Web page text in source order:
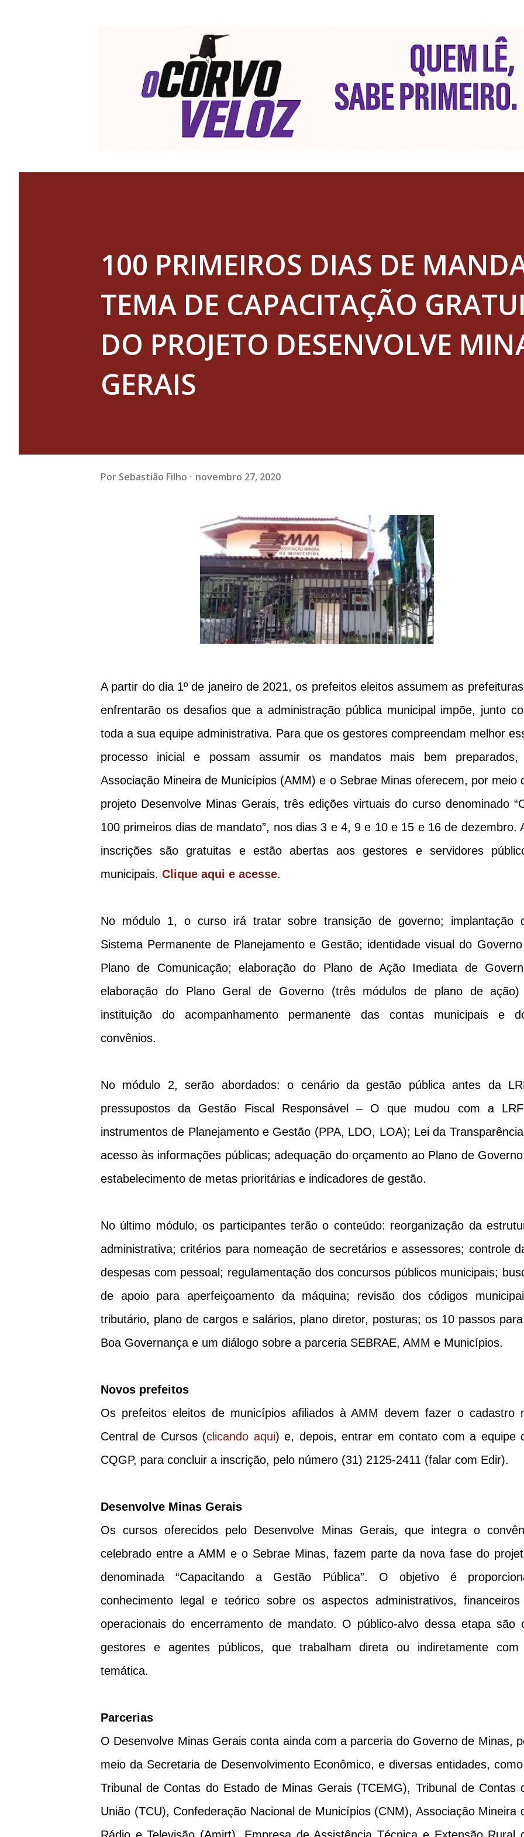
100 PRIMEIROS DIAS DE
TEMA DE CAPACITAÇÃO
DO PROJETO DESENVOLVE
GERAIS
Por Sebastião Filho novembro 27, 2020
A partir do dia 1º de janeiro de 2021, os prefeitos eleitos assumem as
enfrentarão os desafios que a administração pública municipal impõe, junto
toda a sua equipe administrativa. Para que os gestores compreendam melhor
processo inicial e possam assumir os mandatos mais bem
Associação Mineira de Municípios (AMM) e o Sebrae Minas oferecem, por meio
projeto Desenvolve Minas Gerais, três edições virtuais do curso denominado
100 primeiros dias de mandato”, nos dias 3 e 4, 9 e 10 e 15 e 16 de dezembro.
inscrições são gratuitas e estão abertas aos gestores e servidores
municipais. Clique aqui e acesse.
No módulo 1, o curso irá tratar sobre transição de governo; implantação
Sistema Permanente de Planejamento e Gestão; identidade visual do
Plano de Comunicação; elaboração do Plano de Ação Imediata de
elaboração do Plano Geral de Governo (três módulos de plano de
instituição do acompanhamento permanente das contas municipais e
convênios.
No módulo 2, serão abordados: o cenário da gestão pública antes da
pressupostos da Gestão Fiscal Responsável – O que mudou com a
instrumentos de Planejamento e Gestão (PPA, LDO, LOA); Lei da
acesso às informações públicas; adequação do orçamento ao Plano de
estabelecimento de metas prioritárias e indicadores de gestão.
No último módulo, os participantes terão o conteúdo: reorganização da
administrativa; critérios para nomeação de secretários e assessores; controle
despesas com pessoal; regulamentação dos concursos públicos municipais;
de apoio para aperfeiçoamento da máquina; revisão dos códigos
tributário, plano de cargos e salários, plano diretor, posturas; os 10 passos
Boa Governança e um diálogo sobre a parceria SEBRAE, AMM e Municípios.
Novos prefeitos
Os prefeitos eleitos de municípios afiliados à AMM devem fazer o cadastro
Central de Cursos (clicando aqui) e, depois, entrar em contato com a equipe
CQGP, para concluir a inscrição, pelo número (31) 2125-2411 (falar com Edir).
Desenvolve Minas Gerais
Os cursos oferecidos pelo Desenvolve Minas Gerais, que integra o
celebrado entre a AMM e o Sebrae Minas, fazem parte da nova fase do
denominada “Capacitando a Gestão Pública”. O objetivo é
conhecimento legal e teórico sobre os aspectos administrativos,
operacionais do encerramento de mandato. O público-alvo dessa etapa são
gestores e agentes públicos, que trabalham direta ou indiretamente
temática.
Parcerias
O Desenvolve Minas Gerais conta ainda com a parceria do Governo de Minas,
meio da Secretaria de Desenvolvimento Econômico, e diversas entidades,
Tribunal de Contas do Estado de Minas Gerais (TCEMG), Tribunal de Contas
União (TCU), Confederação Nacional de Municípios (CNM), Associação Mineira
Rádio e Televisão (Amirt), Empresa de Assistência Técnica e Extensão Rural